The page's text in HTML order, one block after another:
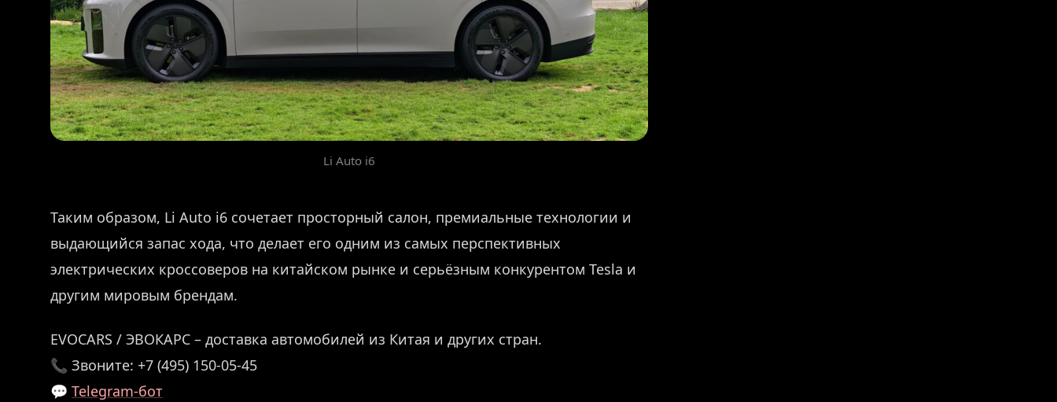
Li Auto i6
Таким образом, Li Auto i6 сочетает просторный салон, премиальные технологии и
выдающийся запас хода, что делает его одним из самых перспективных
электрических кроссоверов на китайском рынке и серьёзным конкурентом Tesla и
другим мировым брендам.
EVOCARS / ЭВОКАРС – доставка автомобилей из Китая и других стран.
📞 Звоните: +7 (495) 150-05-45
💬 Telegram-бот